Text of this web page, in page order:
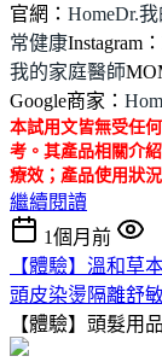
官網： HomeDr.
常健康Instagram：
我的家庭醫師
Google商家：
本試用文皆無受任
考。其產品相關介
療效；產品使用狀
繼續閱讀
1個月前
【體驗】溫和草
頭皮染燙隔離舒
【體驗】頭髮用品